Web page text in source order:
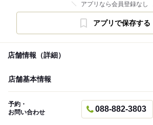
アプリなら会員登録なし
アプリで保存する
店舗情報（詳細）
店舗基本情報
予約・
お問い合わせ
088-882-3803